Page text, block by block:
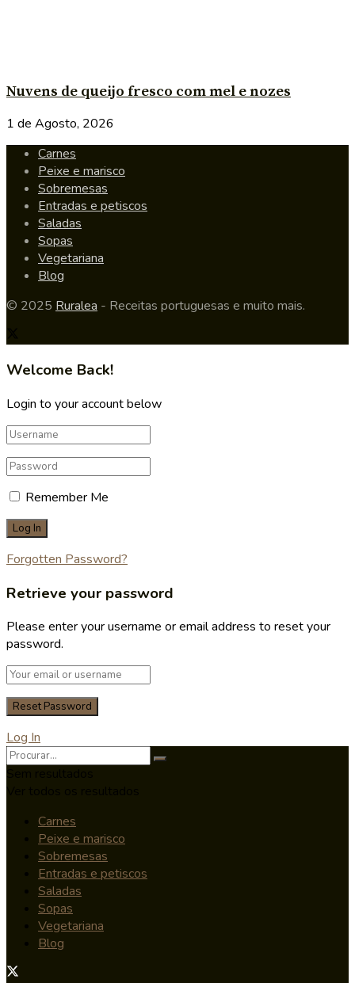
Nuvens de queijo fresco com mel e nozes
1 de Agosto, 2026
Carnes
Peixe e marisco
Sobremesas
Entradas e petiscos
Saladas
Sopas
Vegetariana
Blog
© 2025 Ruralea - Receitas portuguesas e muito mais.
Welcome Back!
Login to your account below
Remember Me
Forgotten Password?
Retrieve your password
Please enter your username or email address to reset your
password.
Log In
Carnes
Peixe e marisco
Sobremesas
Entradas e petiscos
Saladas
Sopas
Vegetariana
Blog